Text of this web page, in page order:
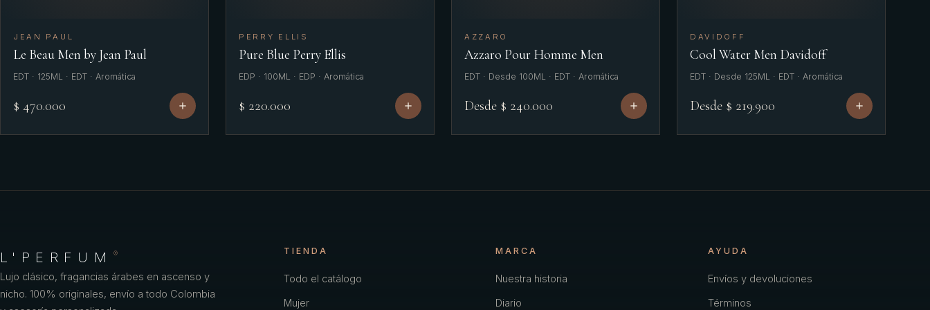
JEAN PAUL
Le Beau Men by Jean Paul
EDT · 125ML · EDT · Aromática
$ 470.000
PERRY ELLIS
Pure Blue Perry Ellis
EDP · 100ML · EDP · Aromática
$ 220.000
AZZARO
Azzaro Pour Homme Men
EDT · Desde 100ML · EDT · Aromática
Desde $ 240.000
DAVIDOFF
Cool Water Men Davidoff
EDT · Desde 125ML · EDT · Aromática
Desde $ 219.900
L'PERFUM ®
Lujo clásico, fragancias árabes en ascenso y
nicho. 100% originales, envío a todo Colombia
TIENDA
Todo el catálogo
Mujer
MARCA
Nuestra historia
Diario
AYUDA
Envíos y devoluciones
Términos